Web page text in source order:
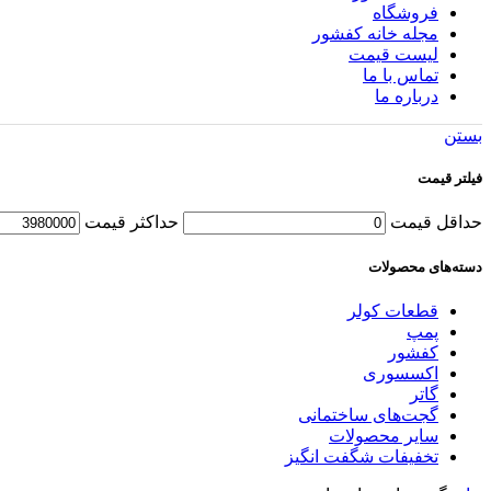
فروشگاه
مجله خانه کفشور
لیست قیمت
تماس با ما
درباره ما
بستن
فیلتر قیمت
حداقل قیمت حداكثر قيمت
دسته‌های محصولات
قطعات کولر
پمپ
کفشور
اکسسوری
گاتر
گجت‌های ساختمانی
سایر محصولات
تخفیفات شگفت انگیز